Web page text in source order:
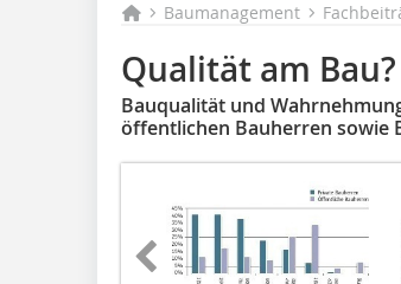
Baumanagement
Qualität am Bau?
Bauqualität und
öffentlichen Bauherren sowie